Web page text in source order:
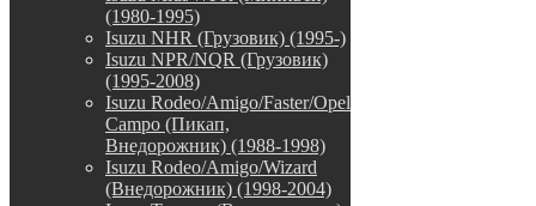
(1980-1995)
Isuzu NHR (Грузовик) (1995-)
Isuzu NPR/NQR (Грузовик)
(1995-2008)
Isuzu Rodeo/Amigo/Faster/Opel
Campo (Пикап,
Внедорожник) (1988-1998)
Isuzu Rodeo/Amigo/Wizard
(Внедорожник) (1998-2004)